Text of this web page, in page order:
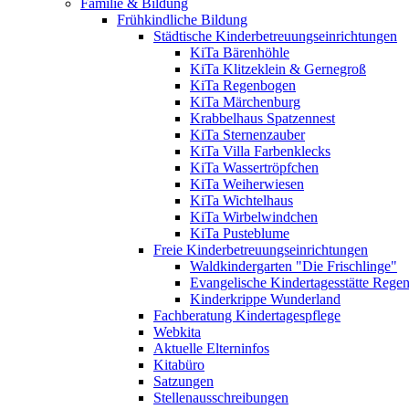
Familie & Bildung
Frühkindliche Bildung
Städtische Kinderbetreuungseinrichtungen
KiTa Bärenhöhle
KiTa Klitzeklein & Gernegroß
KiTa Regenbogen
KiTa Märchenburg
Krabbelhaus Spatzennest
KiTa Sternenzauber
KiTa Villa Farbenklecks
KiTa Wassertröpfchen
KiTa Weiherwiesen
KiTa Wichtelhaus
KiTa Wirbelwindchen
KiTa Pusteblume
Freie Kinderbetreuungseinrichtungen
Waldkindergarten "Die Frischlinge"
Evangelische Kindertagesstätte
Kinderkrippe Wunderland
Fachberatung Kindertagespflege
Webkita
Aktuelle Elterninfos
Kitabüro
Satzungen
Stellenausschreibungen